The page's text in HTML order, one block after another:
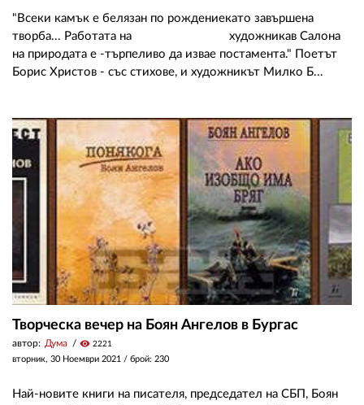
"Всеки камък е белязан по рождениекато завършена
творба... Работата на художникав Салона
на природата е -търпеливо да извае постамента." Поетът
Борис Христов - със стихове, и художникът Милко Б...
Творческа вечер на Боян Ангелов в Бургас
автор: Дума visibility 2221
вторник, 30 Ноември 2021 / брой: 230
Най-новите книги на писателя, председател на СБП, Боян